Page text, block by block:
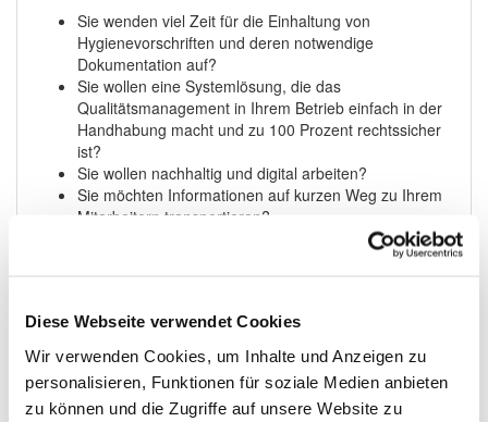
Diese Webseite verwendet Cookies
Wir verwenden Cookies, um Inhalte und Anzeigen zu
personalisieren, Funktionen für soziale Medien anbieten
zu können und die Zugriffe auf unsere Website zu
Sie wenden viel Zeit für die Einhaltung von
Hygienevorschriften und deren notwendige
Dokumentation auf?
Sie wollen eine Systemlösung, die das
Qualitätsmanagement in Ihrem Betrieb einfach in der
Handhabung macht und zu 100 Prozent rechtssicher
ist?
Sie wollen nachhaltig und digital arbeiten?
Sie möchten Informationen auf kurzen Weg zu Ihrem
Mitarbeitern transportieren?
Sie möchten das Onboarding für neue Mitarbeiter
abbilden:
Qualitätsmanagementsystem mit unterstützender
Appnutzung: